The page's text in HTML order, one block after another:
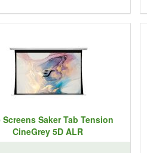
Screens Saker Tab Tension
CineGrey 5D ALR